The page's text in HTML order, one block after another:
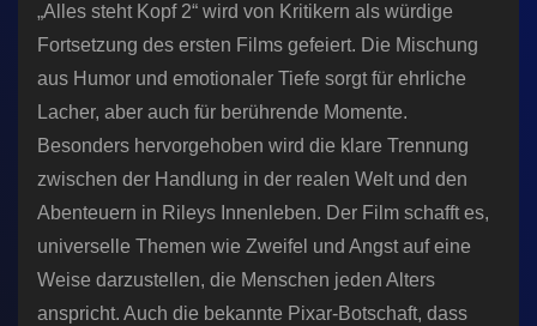
„Alles steht Kopf 2“ wird von Kritikern als würdige
Fortsetzung des ersten Films gefeiert. Die Mischung
aus Humor und emotionaler Tiefe sorgt für ehrliche
Lacher, aber auch für berührende Momente.
Besonders hervorgehoben wird die klare Trennung
zwischen der Handlung in der realen Welt und den
Abenteuern in Rileys Innenleben. Der Film schafft es,
universelle Themen wie Zweifel und Angst auf eine
Weise darzustellen, die Menschen jeden Alters
anspricht. Auch die bekannte Pixar-Botschaft, dass